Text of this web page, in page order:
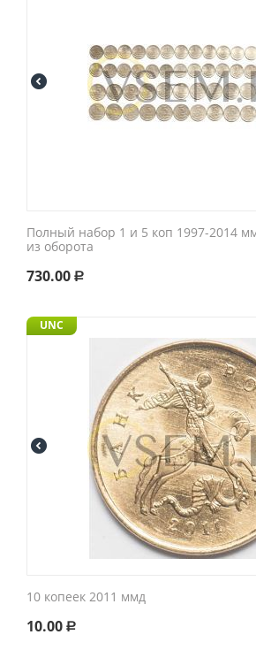
Полный набор 1 и 5 коп 1997-2014
из оборота
730.00 Р
UNC
10 копеек 2011 ммд
10.00 Р